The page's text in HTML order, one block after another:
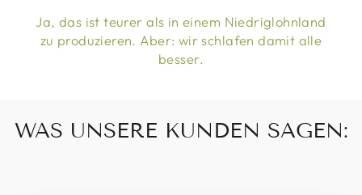
Ja, das ist teurer als in einem Niedriglohnland
zu produzieren. Aber: wir schlafen damit alle
besser.
WAS UNSERE KUNDEN SAGEN: